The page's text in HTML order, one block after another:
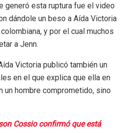
generó esta ruptura fue el video
dándole un beso a Aída Victoria
y por el cual muchos
a Jenn.
Victoria publicó también un
en el que explica que ella en
un hombre comprometido, sino
Cossio confirmó que está